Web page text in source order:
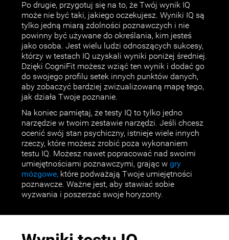
Po drugie, przygotuj się na to, że Twój wynik IQ
może nie być taki, jakiego oczekujesz. Wyniki IQ są
tylko jedną miarą zdolności poznawczych i nie
powinny być używane do określania, kim jesteś
jako osoba. Jest wielu ludzi odnoszących sukcesy,
którzy w testach IQ uzyskali wyniki poniżej średniej.
Dzięki CogniFit możesz wziąć ten wynik i dodać go
do swojego profilu setek innych punktów danych,
aby zobaczyć bardziej zwizualizowaną mapę tego,
jak działa Twoje poznanie.
Na koniec pamiętaj, że testy IQ to tylko jedno
narzędzie w twoim zestawie narzędzi. Jeśli chcesz
ocenić swój stan psychiczny, istnieje wiele innych
rzeczy, które możesz zrobić poza wykonaniem
testu IQ. Możesz nawet popracować nad swoimi
umiejętnościami poznawczymi, grając wgry
mózgowe, które podważają Twoje umiejętności
poznawcze. Ważne jest, aby stawiać sobie
wyzwania i poszerzać swoje horyzonty.